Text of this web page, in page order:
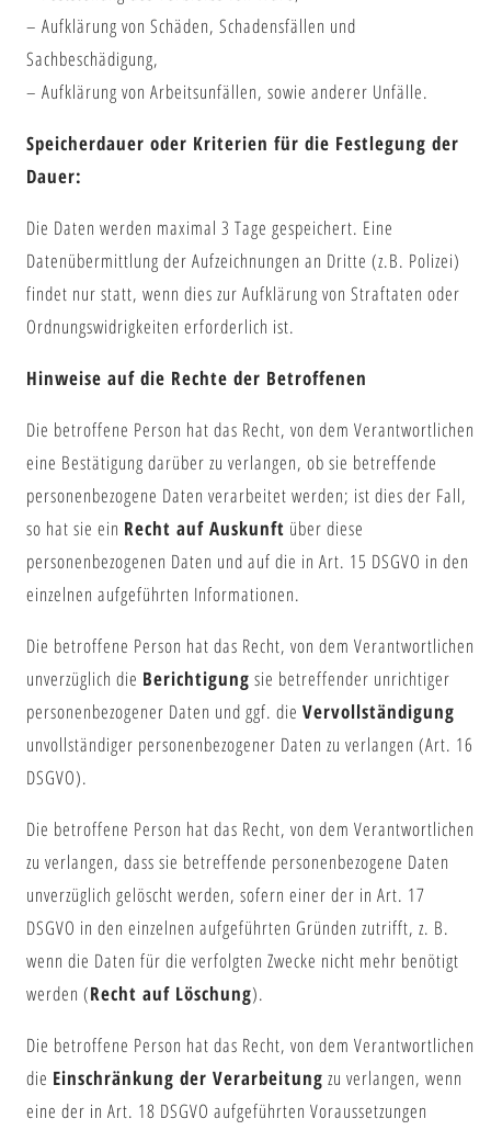
– Aufklärung von Schäden, Schadensfällen und
Sachbeschädigung,
– Aufklärung von Arbeitsunfällen, sowie anderer Unfälle.
Speicherdauer oder Kriterien für die Festlegung der
Dauer:
Die Daten werden maximal 3 Tage gespeichert. Eine
Datenübermittlung der Aufzeichnungen an Dritte (z.B. Polizei)
findet nur statt, wenn dies zur Aufklärung von Straftaten oder
Ordnungswidrigkeiten erforderlich ist.
Hinweise auf die Rechte der Betroffenen
Die betroffene Person hat das Recht, von dem Verantwortlichen
eine Bestätigung darüber zu verlangen, ob sie betreffende
personenbezogene Daten verarbeitet werden; ist dies der Fall,
so hat sie ein Recht auf Auskunft über diese
personenbezogenen Daten und auf die in Art. 15 DSGVO in den
einzelnen aufgeführten Informationen.
Die betroffene Person hat das Recht, von dem Verantwortlichen
unverzüglich die Berichtigung sie betreffender unrichtiger
personenbezogener Daten und ggf. die Vervollständigung
unvollständiger personenbezogener Daten zu verlangen (Art. 16
DSGVO).
Die betroffene Person hat das Recht, von dem Verantwortlichen
zu verlangen, dass sie betreffende personenbezogene Daten
unverzüglich gelöscht werden, sofern einer der in Art. 17
DSGVO in den einzelnen aufgeführten Gründen zutrifft, z. B.
wenn die Daten für die verfolgten Zwecke nicht mehr benötigt
werden (Recht auf Löschung).
Die betroffene Person hat das Recht, von dem Verantwortlichen
die Einschränkung der Verarbeitung zu verlangen, wenn
eine der in Art. 18 DSGVO aufgeführten Voraussetzungen